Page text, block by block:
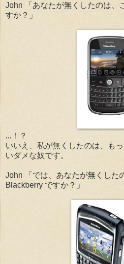
John 「あなたが無くしたのは、
すか？」
...！？
いいえ、私が無くしたのは、も
いダメな奴です。
John 「では、あなたが無くした
Blackberry ですか？」